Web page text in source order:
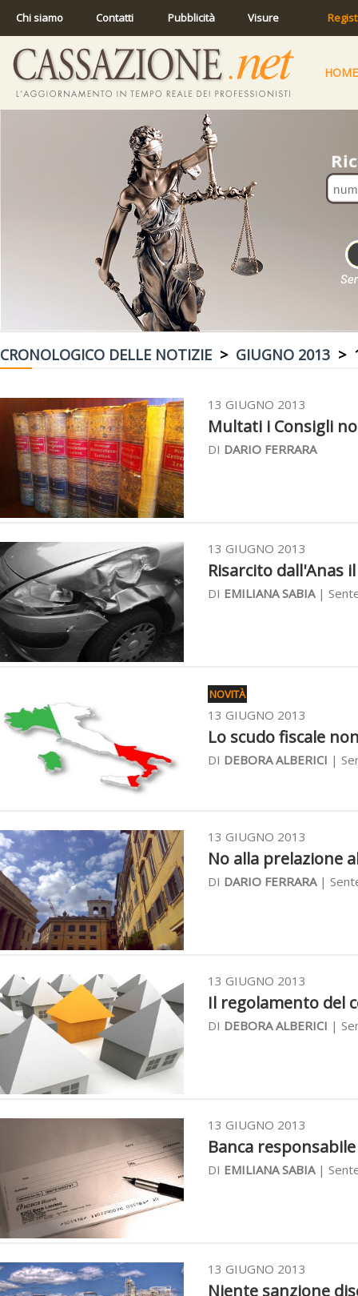
Chi siamo Contatti Pubblicità Visure
HOME
CRONOLOGICO DELLE NOTIZIE > GIUGNO 2013 >
13 GIUGNO 2013
Multati i Consigli
DI DARIO FERRARA
13 GIUGNO 2013
Risarcito dall'Anas
DI EMILIANA SABIA|
NOVITÀ
13 GIUGNO 2013
Lo scudo fiscale
DI DEBORA ALBERICI |
13 GIUGNO 2013
No alla prelazione
DI DARIO FERRARA|
13 GIUGNO 2013
Il regolamento del
DI DEBORA ALBERICI |
13 GIUGNO 2013
Banca
DI EMILIANA SABIA|
13 GIUGNO 2013
Niente sanzione